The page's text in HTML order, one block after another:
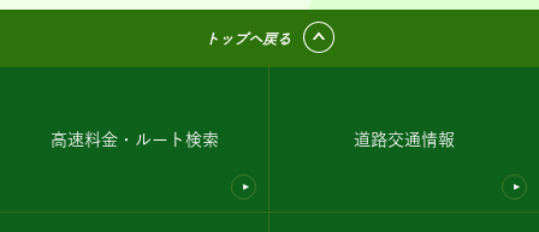
トップへ戻る
高速料金・ルート検索 道路交通情報